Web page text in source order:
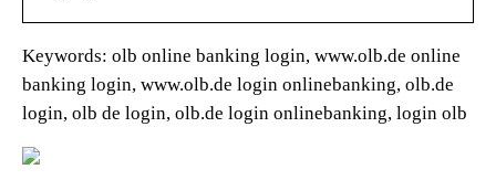
Keywords: olb online banking login, www.olb.de online
banking login, www.olb.de login onlinebanking, olb.de
login, olb de login, olb.de login onlinebanking, login olb